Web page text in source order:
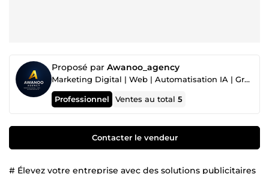
Proposé par Awanoo_agency
Marketing Digital | Web | Automatisation IA | Growth & Ads
Professionnel Ventes au total5
Contacter le vendeur
# Élevez votre entreprise avec des solutions publicitaires